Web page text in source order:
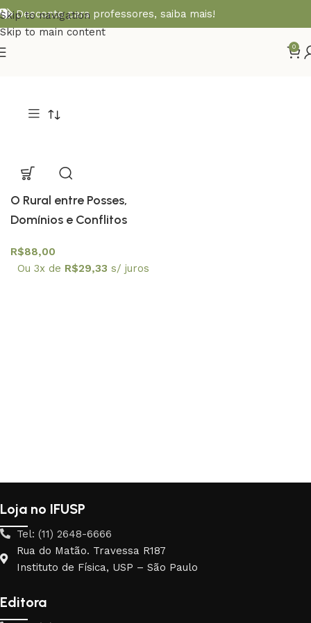
Skip to navigation
Skip to main content
Desconto para professores, saiba mais!
0
O Rural entre Posses,
Domínios e Conflitos
R$88,00
Ou 3x de R$29,33 s/ juros
Loja no IFUSP
Tel: (11) 2648-6666
Rua do Matão. Travessa R187
Instituto de Física, USP – São Paulo
Editora